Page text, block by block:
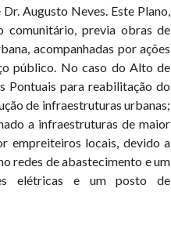
Augusto Neves. Este Plano,
comunitário, previa obras de
acompanhadas por ações
público. No caso do Alto de
Pontuais para reabilitação do
de infraestruturas urbanas;
a infraestruturas de maior
empreiteiros locais, devido a
redes de abastecimento e um
elétricas e um posto de